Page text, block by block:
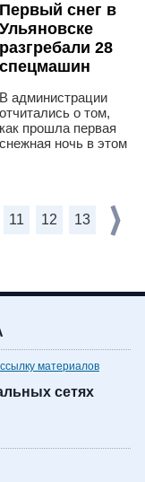
Первый снег в
Ульяновске
разгребали 28
спецмашин
В администрации
отчитались о том,
как прошла первая
снежная ночь в этом
11 12 13
материалов
сетях